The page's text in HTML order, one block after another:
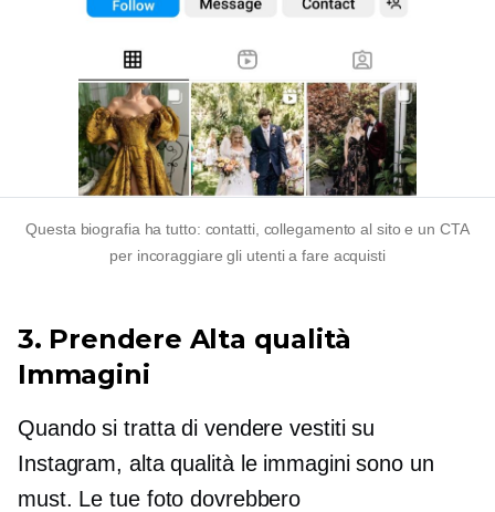
Questa biografia ha tutto: contatti, collegamento al sito e un CTA
per incoraggiare gli utenti a fare acquisti
3. Prendere Alta qualità
Immagini
Quando si tratta di vendere vestiti su
Instagram, alta qualitàle immagini sono un
must. Le tue foto dovrebbero